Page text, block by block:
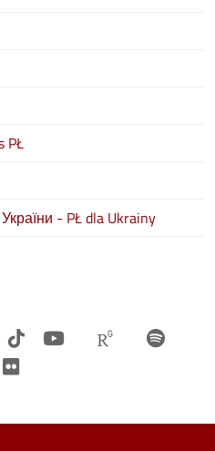
PŁ
- PŁ dla Ukrainy
Instagram
TiTok Youtube